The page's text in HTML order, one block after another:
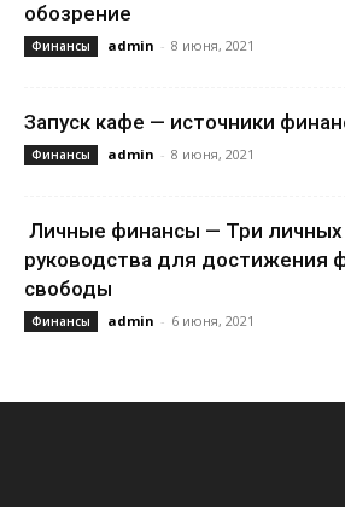
обозрение
Финансы admin - 8 июня, 2021
Запуск кафе — источники
Финансы admin - 8 июня, 2021
Личные финансы — Три
руководства для достижения
свободы
Финансы admin - 6 июня, 2021